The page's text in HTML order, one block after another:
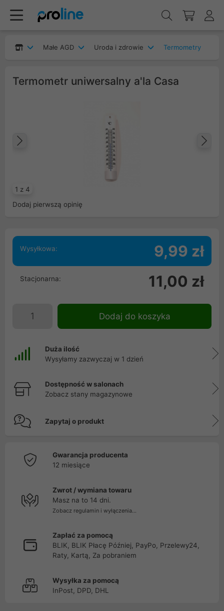
Małe AGD Uroda i zdrowie Termometry
Termometr uniwersalny a'la Casa
1 z 4
Dodaj pierwszą opinię
Wysyłkowa: 9,99 zł
Stacjonarna: 11,00 zł
Dodaj do koszyka
Duża ilość
Wysyłamy zazwyczaj w 1 dzień
Dostępność w salonach
Zobacz stany magazynowe
Zapytaj o produkt
Gwarancja producenta
12 miesiące
Zwrot / wymiana towaru
Masz na to 14 dni.
Zobacz regulamin i wyłączenia...
Zapłać za pomocą
BLIK, BLIK Płacę Później, PayPo, Przelewy24,
Raty, Kartą, Za pobraniem
Wysyłka za pomocą
InPost, DPD, DHL